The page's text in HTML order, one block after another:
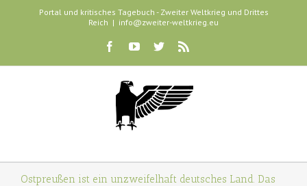
Portal und kritisches Tagebuch - Zweiter Weltkrieg und Drittes
Reich | info@zweiter-weltkrieg.eu
Ostpreußen ist ein unzweifelhaft deutsches Land. Das